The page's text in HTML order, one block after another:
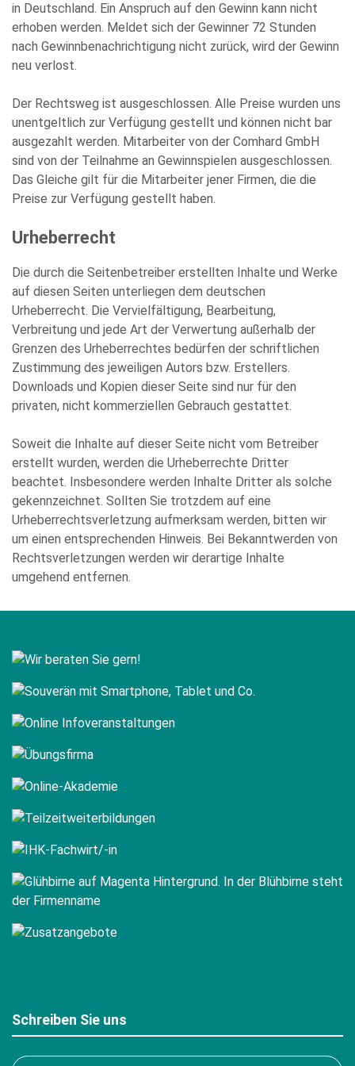
in Deutschland. Ein Anspruch auf den Gewinn kann nicht
erhoben werden. Meldet sich der Gewinner 72 Stunden
nach Gewinnbenachrichtigung nicht zurück, wird der Gewinn
neu verlost.
Der Rechtsweg ist ausgeschlossen. Alle Preise wurden uns
unentgeltlich zur Verfügung gestellt und können nicht bar
ausgezahlt werden. Mitarbeiter von der Comhard GmbH
sind von der Teilnahme an Gewinnspielen ausgeschlossen.
Das Gleiche gilt für die Mitarbeiter jener Firmen, die die
Preise zur Verfügung gestellt haben.
Urheberrecht
Die durch die Seitenbetreiber erstellten Inhalte und Werke
auf diesen Seiten unterliegen dem deutschen
Urheberrecht. Die Vervielfältigung, Bearbeitung,
Verbreitung und jede Art der Verwertung außerhalb der
Grenzen des Urheberrechtes bedürfen der schriftlichen
Zustimmung des jeweiligen Autors bzw. Erstellers.
Downloads und Kopien dieser Seite sind nur für den
privaten, nicht kommerziellen Gebrauch gestattet.
Soweit die Inhalte auf dieser Seite nicht vom Betreiber
erstellt wurden, werden die Urheberrechte Dritter
beachtet. Insbesondere werden Inhalte Dritter als solche
gekennzeichnet. Sollten Sie trotzdem auf eine
Urheberrechtsverletzung aufmerksam werden, bitten wir
um einen entsprechenden Hinweis. Bei Bekanntwerden von
Rechtsverletzungen werden wir derartige Inhalte
umgehend entfernen.
Schreiben Sie uns